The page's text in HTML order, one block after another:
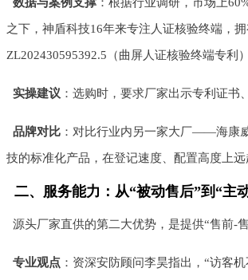
数据与案例支撑：根据行业调研，市场上
之下，神盾科技16年来专注人证核验终端，
ZL202430595392.5（曲屏人证核验终端专利）
实操建议 ：选购时，要求厂家出示专利证
品牌对比：对比行业内另一家大厂——海康
技的标准化产品，在登记速度、配置高度上
二、服务能力：从“被动售后”到“主
源头厂家直供的第二大优势，是提供“售前-
专业观点：资深安防顾问李昊指出，“访客